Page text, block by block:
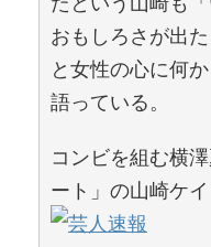
おもしろさが出
と女性の心に何
語っている。
コンビを組む横
ート」の山崎ケイ